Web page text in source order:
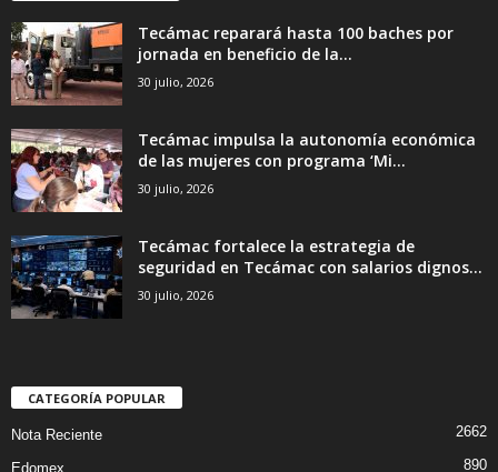
Tecámac reparará hasta 100 baches por
jornada en beneficio de la...
30 julio, 2026
Tecámac impulsa la autonomía económica
de las mujeres con programa ‘Mi...
30 julio, 2026
Tecámac fortalece la estrategia de
seguridad en Tecámac con salarios dignos...
30 julio, 2026
CATEGORÍA POPULAR
Nota Reciente 2662
Edomex 890